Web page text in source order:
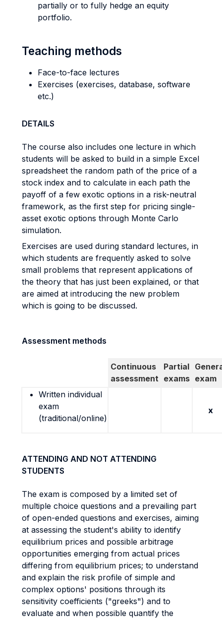
partially or to fully hedge an equity
portfolio.
Teaching methods
Face-to-face lectures
Exercises (exercises, database, software
etc.)
DETAILS
The course also includes one lecture in which
students will be asked to build in a simple Excel
spreadsheet the random path of the price of a
stock index and to calculate in each path the
payoff of a few exotic options in a risk-neutral
framework, as the first step for pricing single-
asset exotic options through Monte Carlo
simulation.
Exercises are used during standard lectures, in
which students are frequently asked to solve
small problems that represent applications of
the theory that has just been explained, or that
are aimed at introducing the new problem
which is going to be discussed.
Assessment methods
Continuous
assessment
Partial
exams exam
Written individual
exam
(traditional/online)
x
ATTENDING AND NOT ATTENDING
STUDENTS
The exam is composed by a limited set of
multiple choice questions and a prevailing part
of open-ended questions and exercises, aiming
at assessing the student's ability to identify
equilibrium prices and possible arbitrage
opportunities emerging from actual prices
differing from equilibrium prices; to understand
and explain the risk profile of simple and
complex options' positions through its
sensitivity coefficients ("greeks") and to
evaluate and when possible quantify the